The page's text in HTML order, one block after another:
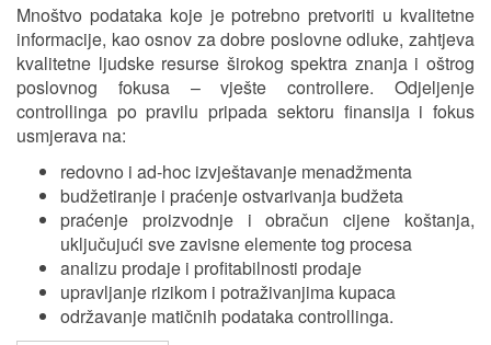
Mnoštvo podataka koje je potrebno pretvoriti u kvalitetne
informacije, kao osnov za dobre poslovne odluke, zahtjeva
kvalitetne ljudske resurse širokog spektra znanja i oštrog
poslovnog fokusa – vješte controllere. Odjeljenje
controllinga po pravilu pripada sektoru finansija i fokus
usmjerava na:
redovno i ad-hoc izvještavanje menadžmenta
budžetiranje i praćenje ostvarivanja budžeta
praćenje proizvodnje i obračun cijene koštanja,
uključujući sve zavisne elemente tog procesa
analizu prodaje i profitabilnosti prodaje
upravljanje rizikom i potraživanjima kupaca
održavanje matičnih podataka controllinga.